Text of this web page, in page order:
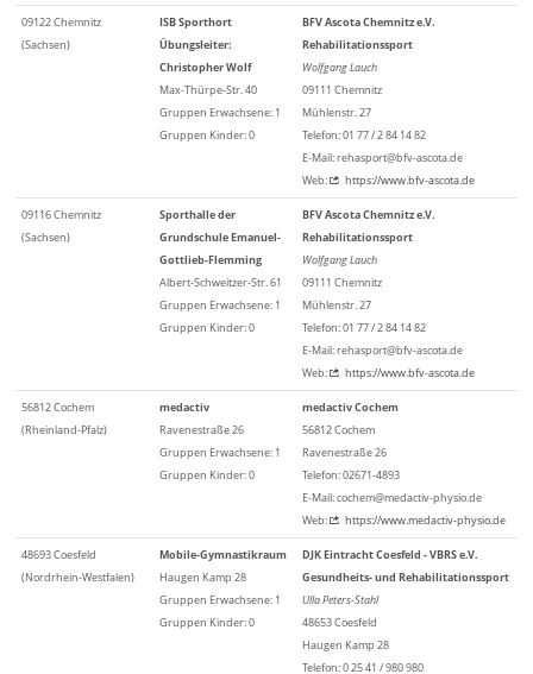
09122 Chemnitz
(Sachsen)
ISB Sporthort
Übungsleiter:
Christopher Wolf
Max-Thürpe-Str. 40
Gruppen Erwachsene: 1
Gruppen Kinder: 0
BFV Ascota Chemnitz e.V.
Rehabilitationssport
Wolfgang Lauch
09111 Chemnitz
Mühlenstr. 27
Telefon: 01 77 / 2 84 14 82
E-Mail: rehasport@bfv-ascota.de
Web:
https://www.bfv-ascota.de
09116 Chemnitz
(Sachsen)
Sporthalle der
Grundschule Emanuel-
Gottlieb-Flemming
Albert-Schweitzer-Str. 61
Gruppen Erwachsene: 1
Gruppen Kinder: 0
BFV Ascota Chemnitz e.V.
Rehabilitationssport
Wolfgang Lauch
09111 Chemnitz
Mühlenstr. 27
Telefon: 01 77 / 2 84 14 82
E-Mail: rehasport@bfv-ascota.de
Web:
https://www.bfv-ascota.de
56812 Cochem
(Rheinland-Pfalz)
medactiv
Ravenestraße 26
Gruppen Erwachsene: 1
Gruppen Kinder: 0
medactiv Cochem
56812 Cochem
Ravenestraße 26
Telefon: 02671-4893
E-Mail: cochem@medactiv-physio.de
Web:
https://www.medactiv-physio.de
48693 Coesfeld
(Nordrhein-Westfalen)
Mobile-Gymnastikraum
Haugen Kamp 28
Gruppen Erwachsene: 1
Gruppen Kinder: 0
DJK Eintracht Coesfeld - VBRS e.V.
Gesundheits- und Rehabilitationssport
Ulla Peters-Stahl
48653 Coesfeld
Haugen Kamp 28
Telefon: 0 25 41 / 980 980